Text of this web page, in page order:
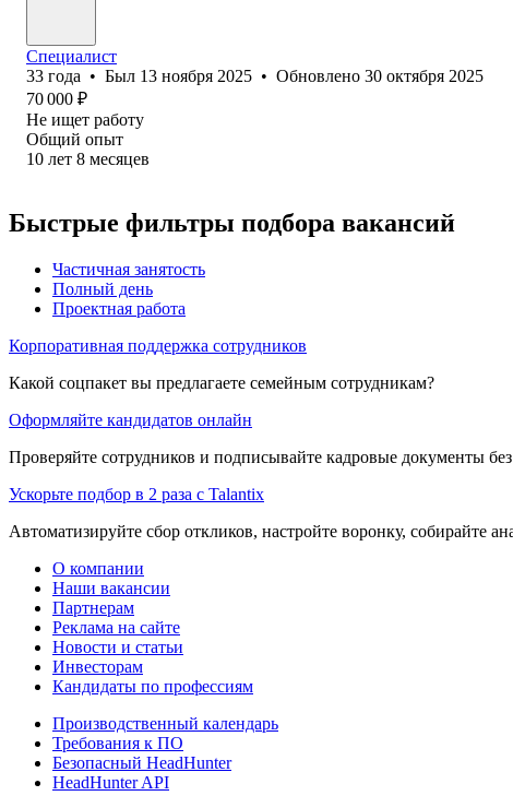
Специалист
33 года • Был 13 ноября 2025 • Обновлено 30 октября 2025
70 000 ₽
Не ищет работу
Общий опыт
10 лет 8 месяцев
Быстрые фильтры подбора вакансий
Частичная занятость
Полный день
Проектная работа
Корпоративная поддержка сотрудников
Какой соцпакет вы предлагаете семейным сотрудникам?
Оформляйте кандидатов онлайн
Проверяйте сотрудников и подписывайте кадровые документы
Ускорьте подбор в 2 раза с Talantix
Автоматизируйте сбор откликов, настройте воронку, собирайте
О компании
Наши вакансии
Партнерам
Реклама на сайте
Новости и статьи
Инвесторам
Кандидаты по профессиям
Производственный календарь
Требования к ПО
Безопасный HeadHunter
HeadHunter API